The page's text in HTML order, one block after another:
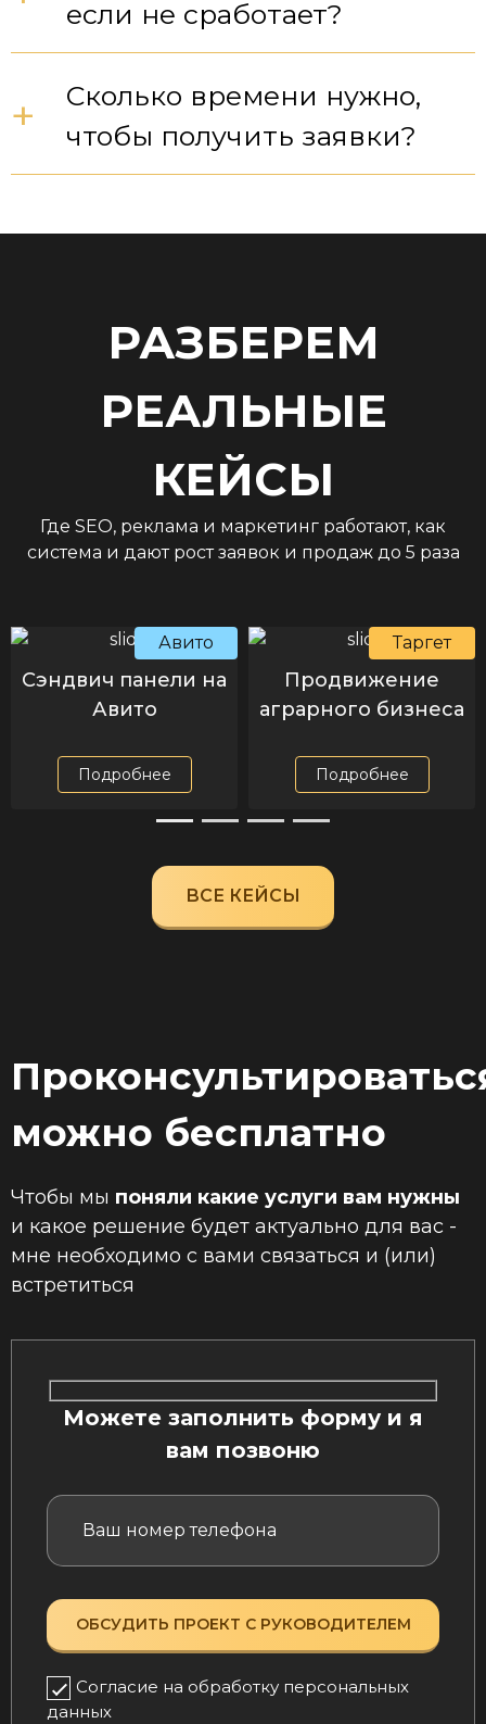
если не сработает?
Сколько времени нужно,
чтобы получить заявки?
+
РАЗБЕРЕМ
РЕАЛЬНЫЕ
КЕЙСЫ
Где SEO, реклама и маркетинг работают, как
система и дают рост заявок и продаж до 5 раза
Сэндвич панели на
Авито
Подробнее
Авито
Продвижение
аграрного бизнеса
Подробнее
Таргет
ВСЕ КЕЙСЫ
можно бесплатно
Чтобы мы поняли какие услуги вам нужны
и какое решение будет актуально для вас -
мне необходимо с вами связаться и (или)
встретиться
Можете заполнить форму и я
вам позвоню
Согласие на обработку персональных
данных